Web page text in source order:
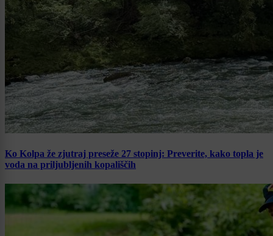
Ko Kolpa že zjutraj preseže 27 stopinj: Preverite, kako topla je
voda na priljubljenih kopališčih